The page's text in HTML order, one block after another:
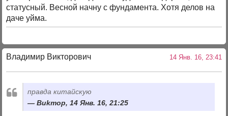
статусный. Весной начну с фундамента. Хотя делов на
даче уйма.
Владимир Викторович 14 Янв. 16, 23:41
правда китайскую
Bиkтop, 14 Янв. 16, 21:25